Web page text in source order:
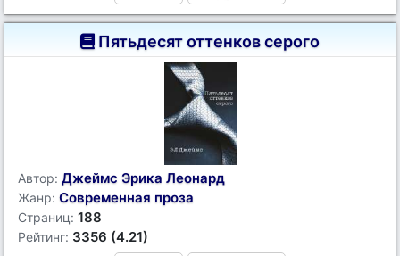
Пятьдесят оттенков серого
Автор: Джеймс Эрика Леонард
Жанр: Современная проза
Страниц: 188
Рейтинг: 3356 (4.21)